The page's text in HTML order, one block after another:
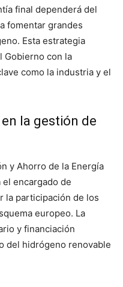
final dependerá del
fomentar grandes
Esta estrategia
Gobierno con la
como la industria y el
la gestión de
y Ahorro de la Energía
el encargado de
la participación de los
europeo. La
y financiación
del hidrógeno renovable